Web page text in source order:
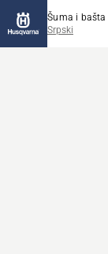
Šuma i bašta
Srpski